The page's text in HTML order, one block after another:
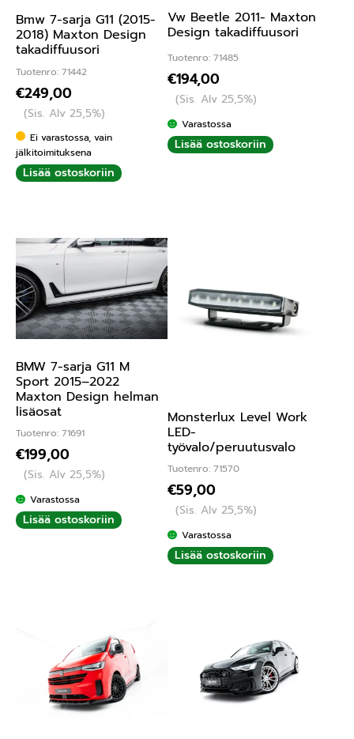
Bmw 7-sarja G11 (2015-
2018) Maxton Design
takadiffuusori
Tuotenro: 71442
€249,00
(Sis. Alv 25,5%)
Ei varastossa, vain
jälkitoimituksena
Lisää ostoskoriin
Vw Beetle 2011- Maxton
Design takadiffuusori
Tuotenro: 71485
€194,00
(Sis. Alv 25,5%)
Varastossa
Lisää ostoskoriin
BMW 7-sarja G11 M
Sport 2015–2022
Maxton Design helman
lisäosat
Tuotenro: 71691
€199,00
(Sis. Alv 25,5%)
Varastossa
Lisää ostoskoriin
Monsterlux Level Work
LED-
työvalo/peruutusvalo
Tuotenro: 71570
€59,00
(Sis. Alv 25,5%)
Varastossa
Lisää ostoskoriin